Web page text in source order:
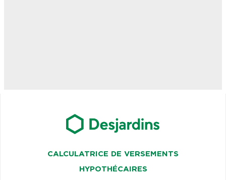
CALCULATRICE DE VERSEMENTS
HYPOTHÉCAIRES